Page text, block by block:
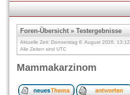
Foren-Übersicht» Testergebnisse
Aktuelle Zeit: Donnerstag 6. August 2026, 13:12
Alle Zeiten sind UTC
Mammakarzinom